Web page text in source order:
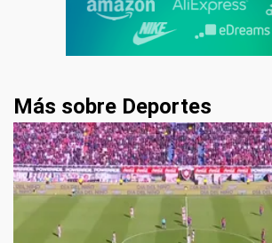
Más sobre Deportes